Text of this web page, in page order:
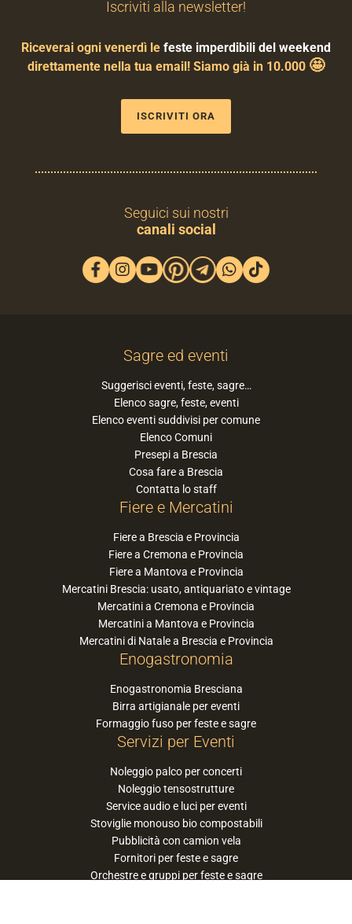
Iscriviti alla newsletter!
Riceverai ogni venerdì le feste imperdibili del weekend
direttamente nella tua email! Siamo già in 10.000 🤩
ISCRIVITI ORA
Seguici sui nostri
canali social
Sagre ed eventi
Suggerisci eventi, feste, sagre…
Elenco sagre, feste, eventi
Elenco eventi suddivisi per comune
Elenco Comuni
Presepi a Brescia
Cosa fare a Brescia
Contatta lo staff
Fiere e Mercatini
Fiere a Brescia e Provincia
Fiere a Cremona e Provincia
Fiere a Mantova e Provincia
Mercatini Brescia: usato, antiquariato e vintage
Mercatini a Cremona e Provincia
Mercatini a Mantova e Provincia
Mercatini di Natale a Brescia e Provincia
Enogastronomia
Enogastronomia Bresciana
Birra artigianale per eventi
Formaggio fuso per feste e sagre
Servizi per Eventi
Noleggio palco per concerti
Noleggio tensostrutture
Service audio e luci per eventi
Stoviglie monouso bio compostabili
Pubblicità con camion vela
Fornitori per feste e sagre
Orchestre e gruppi per feste e sagre